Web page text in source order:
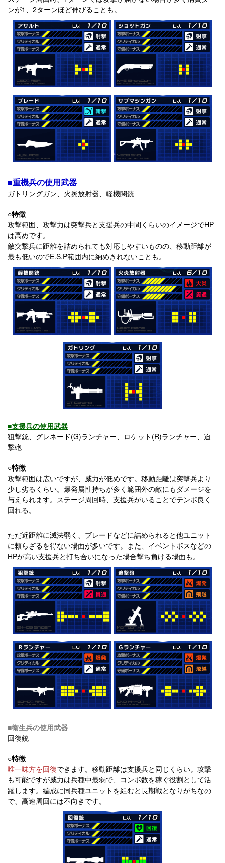
ンが1、2ターンほど伸びることも。
■重機兵の使用武器
ガトリングガン、火炎放射器、軽機関銃
○特徴
攻撃範囲、攻撃力は突撃兵と支援兵の中間くらいのイメージでHP
は高めです。
敵突撃兵に距離を詰められても対応しやすいものの、移動距離が
最も低いのでE.S.P範囲内に納めきれないことも。
■支援兵の使用武器
狙撃銃、グレネード(G)ランチャー、ロケット(R)ランチャー、迫
撃砲
○特徴
攻撃範囲は広いですが、威力が低めです。移動距離は突撃兵より
少し劣るくらい。爆発属性持ちが多く範囲外の敵にもダメージを
与えられます。ステージ周回時、支援兵がいることでテンポ良く
回れる。
ただ近距離に滅法弱く、ブレードなどに詰められると他ユニット
に頼らざるを得ない場面が多いです。また、イベントボスなどの
HPが高い支援兵と打ち合いになった場合撃ち負ける場面も。
■衛生兵の使用武器
回復銃
○特徴
唯一味方を回復できます。移動距離は支援兵と同じくらい。攻撃
も可能ですが威力は兵種中最弱で、コンボ数を稼ぐ役割として活
躍します。編成に同兵種ユニットを組むと長期戦となりがちなの
で、高速周回には不向きです。